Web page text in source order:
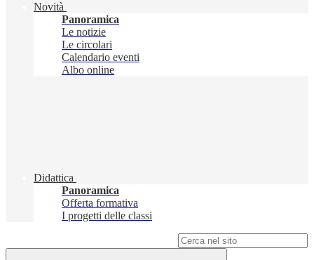
Novità
Panoramica
Le notizie
Le circolari
Calendario eventi
Albo online
Didattica
Panoramica
Offerta formativa
I progetti delle classi